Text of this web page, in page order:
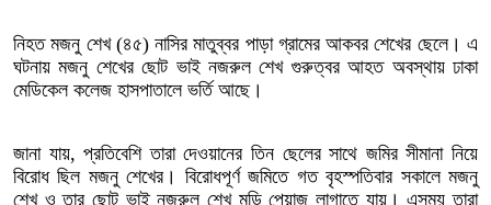
নিহত মজনু শেখ (৪৫) নাসির মাতুব্বর পাড়া গ্রামের আকবর শেখের ছেলে। এ
ঘটনায় মজনু শেখের ছোট ভাই নজরুল শেখ গুরুত্বর আহত অবস্থায় ঢাকা
মেডিকেল কলেজ হাসপাতালে ভর্তি আছে।
জানা যায়, প্রতিবেশি তারা দেওয়ানের তিন ছেলের সাথে জমির সীমানা নিয়ে
বিরোধ ছিল মজনু শেখের। বিরোধপূর্ণ জমিতে গত বৃহস্পতিবার সকালে মজনু
শেখ ও তার ছোট ভাই নজরুল শেখ মুড়ি পেয়াজ লাগাতে যায়। এসময় তারা